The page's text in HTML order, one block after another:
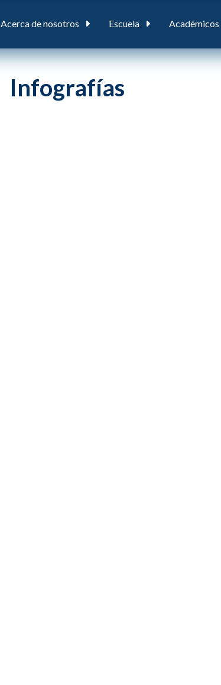
Acerca de nosotros Escuela Académicos
Infografías